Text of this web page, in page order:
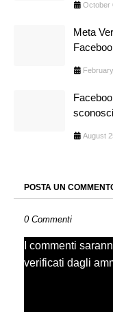
October
Meta
August
POSTA UN
0 Commenti
I commenti
verificati dagli